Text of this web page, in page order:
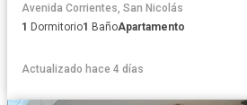
Avenida Corrientes, San Nicolás
1 Dormitorio1 BañoApartamento
Actualizado hace 4 días